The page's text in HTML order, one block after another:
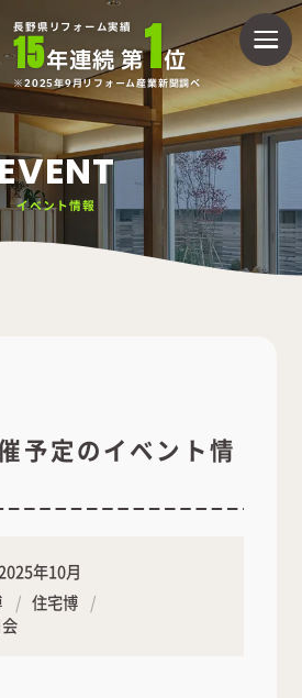
長野県リフォーム実績
15年連続 第1位
2025年9月リフォーム産業新聞調べ
イベント情報
予定のイベント情
年10月
住宅博